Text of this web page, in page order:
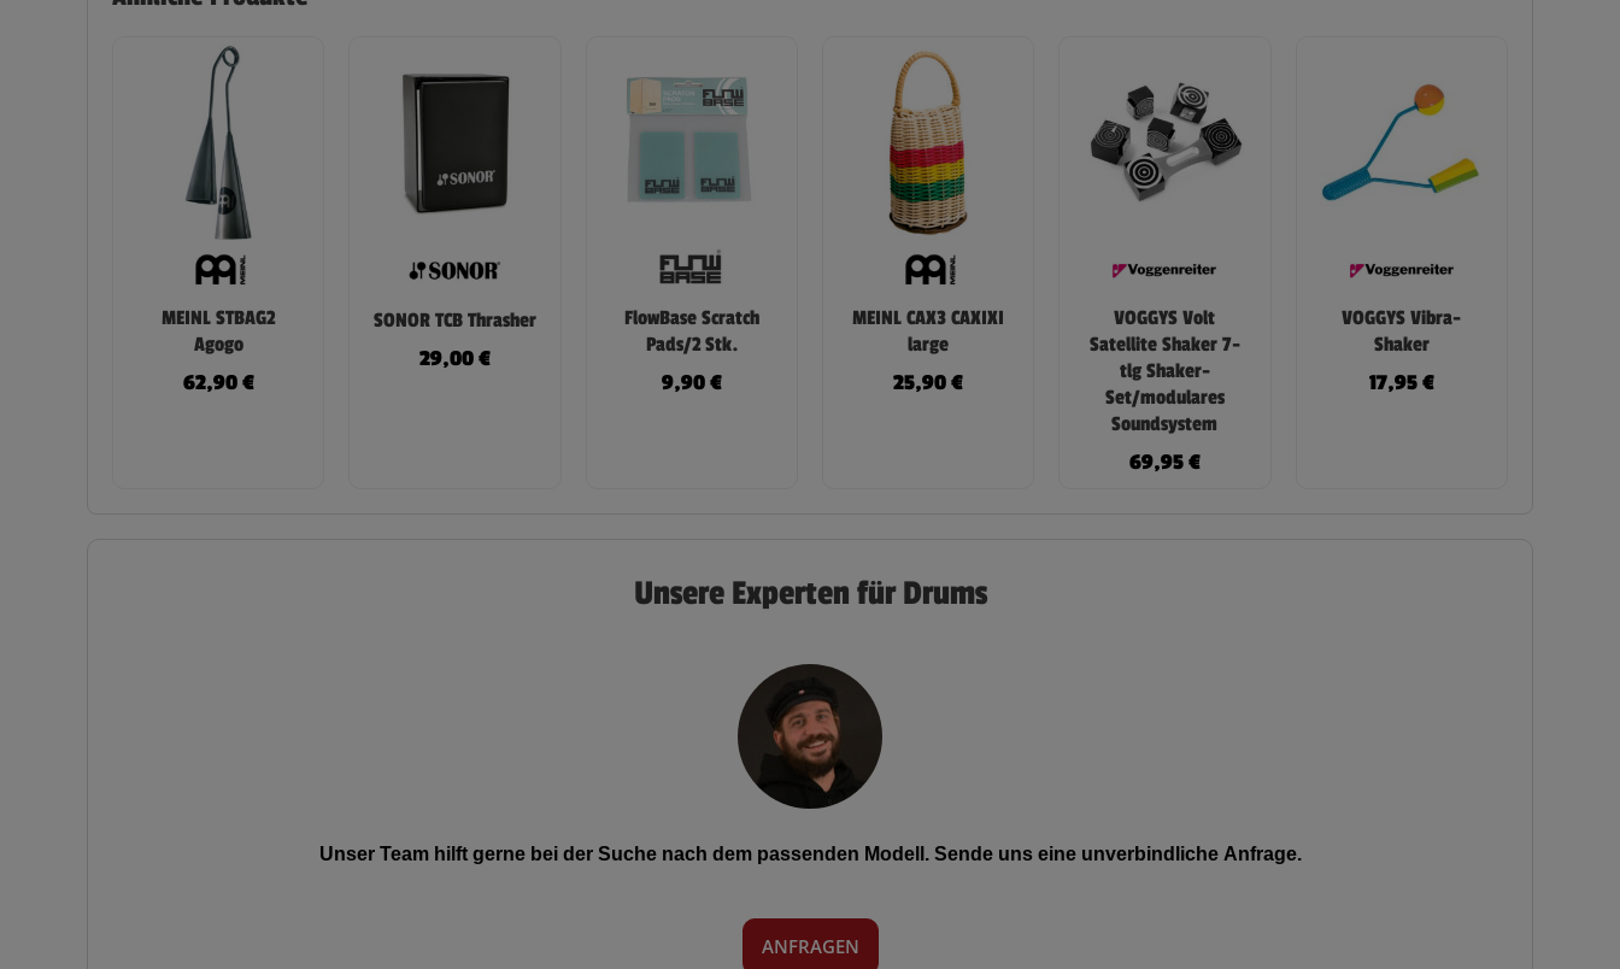
MEINL STBAG2
Agogo
62,90€
SONOR TCB Thrasher
29,00€
FlowBase Scratch
Pads/2 Stk.
9,90€
MEINL CAX3 CAXIXI
large
25,90€
VOGGYS Volt
Satellite Shaker 7-
tlg Shaker-
Set/modulares
Soundsystem
69,95€
VOGGYS Vibra-
Shaker
17,95€
Unsere Experten für Drums
Unser Team hilft gerne bei der Suche nach dem passenden Modell. Sende uns eine unverbindliche Anfrage.
ANFRAGEN